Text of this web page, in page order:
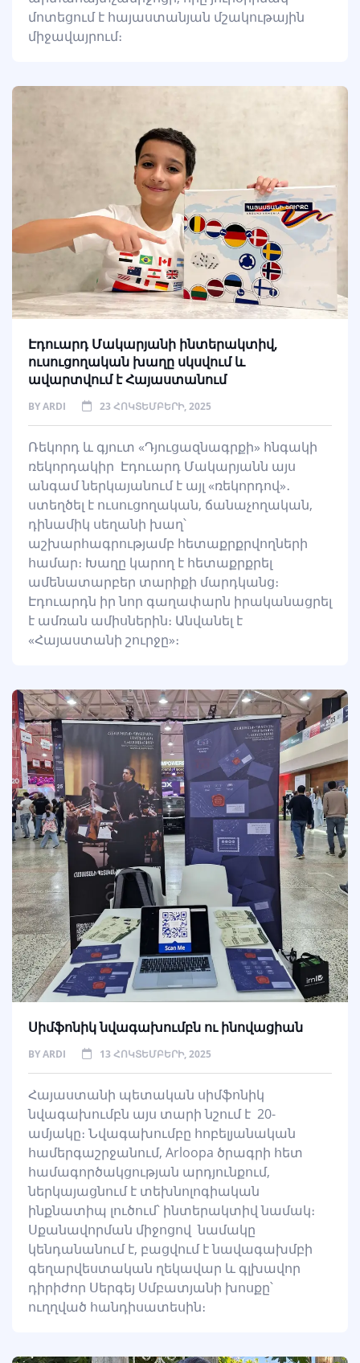
մոտեցում է հայաստանյան մշակութային
միջավայրում։
Էդուարդ Մակարյանի ինտերակտիվ,
ուսուցողական խաղը սկսվում և
ավարտվում է Հայաստանում
BYARDI 23 ՀՈԿՏԵՄԲԵՐԻ, 2025
Ռեկորդ և գյուտ «Դյուցազնագրքի» հնգակի
ռեկորդակիր Էդուարդ Մակարյանն այս
անգամ ներկայանում է այլ «ռեկորդով»․
ստեղծել է ուսուցողական, ճանաչողական,
դինամիկ սեղանի խաղ՝
աշխարհագրությամբ հետաքրքրվողների
համար։ Խաղը կարող է հետաքրքրել
ամենատարբեր տարիքի մարդկանց։
Էդուարդն իր նոր գաղափարն իրականացրել
է ամռան ամիսներին։ Անվանել է
«Հայաստանի շուրջը»։
Սիմֆոնիկ նվագախումբն ու ինովացիան
BYARDI 13 ՀՈԿՏԵՄԲԵՐԻ, 2025
Հայաստանի պետական սիմֆոնիկ
նվագախումբն այս տարի նշում է 20-
ամյակը։ Նվագախումբը հոբելյանական
համերգաշրջանում, Arloopa ծրագրի հետ
համագործակցության արդյունքում,
ներկայացնում է տեխնոլոգիական
ինքնատիպ լուծում՝ ինտերակտիվ նամակ։
Սքանավորման միջոցով նամակը
կենդանանում է, բացվում է նավագախմբի
գեղարվեստական ղեկավար և գլխավոր
դիրիժոր Սերգեյ Սմբատյանի խոսքը՝
ուղղված հանդիսատեսին։